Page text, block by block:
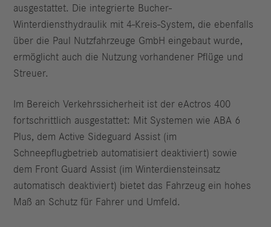
ausgestattet. Die integrierte Bucher-
Winterdiensthydraulik mit 4-Kreis-System, die ebenfalls
über die Paul Nutzfahrzeuge GmbH eingebaut wurde,
ermöglicht auch die Nutzung vorhandener Pflüge und
Streuer.
Im Bereich Verkehrssicherheit ist der eActros 400
fortschrittlich ausgestattet: Mit Systemen wie ABA 6
Plus, dem Active Sideguard Assist (im
Schneepflugbetrieb automatisiert deaktiviert) sowie
dem Front Guard Assist (im Winterdiensteinsatz
automatisch deaktiviert) bietet das Fahrzeug ein hohes
Maß an Schutz für Fahrer und Umfeld.